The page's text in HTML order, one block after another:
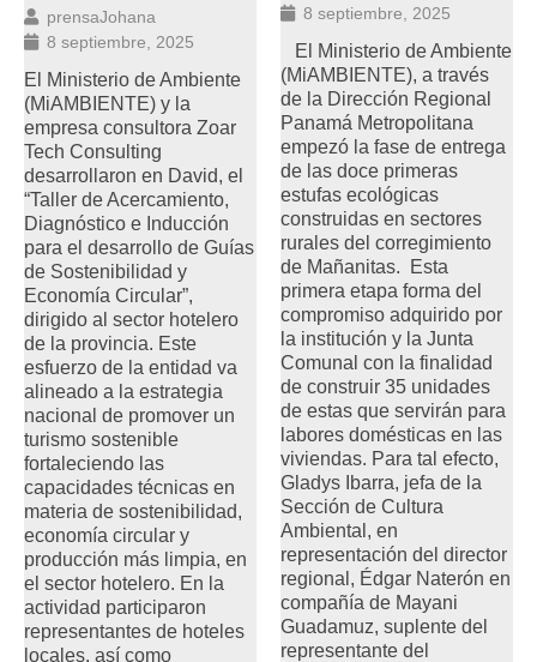
prensaJohana
8 septiembre, 2025
El Ministerio de Ambiente
(MiAMBIENTE) y la
empresa consultora Zoar
Tech Consulting
desarrollaron en David, el
“Taller de Acercamiento,
Diagnóstico e Inducción
para el desarrollo de Guías
de Sostenibilidad y
Economía Circular”,
dirigido al sector hotelero
de la provincia. Este
esfuerzo de la entidad va
alineado a la estrategia
nacional de promover un
turismo sostenible
fortaleciendo las
capacidades técnicas en
materia de sostenibilidad,
economía circular y
producción más limpia, en
el sector hotelero. En la
actividad participaron
representantes de hoteles
locales, así como
8 septiembre, 2025
El Ministerio de Ambiente
(MiAMBIENTE), a través
de la Dirección Regional
Panamá Metropolitana
empezó la fase de entrega
de las doce primeras
estufas ecológicas
construidas en sectores
rurales del corregimiento
de Mañanitas. Esta
primera etapa forma del
compromiso adquirido por
la institución y la Junta
Comunal con la finalidad
de construir 35 unidades
de estas que servirán para
labores domésticas en las
viviendas. Para tal efecto,
Gladys Ibarra, jefa de la
Sección de Cultura
Ambiental, en
representación del director
regional, Édgar Naterón en
compañía de Mayani
Guadamuz, suplente del
representante del